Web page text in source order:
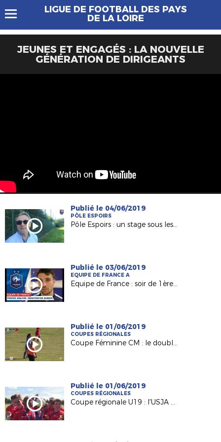
LIGUE DE FOOTBALL DES PAYS
DE LA LOIRE
JEUNES ET ENGAGÉS : LA NOUVELLE
GÉNÉRATION DE DIRIGEANTS
Publié le 04/06/2019
PÔLE ESPOIRS
Pôle Espoirs : un stage sous les yeux de Raynald Denoueix
Publié le 03/06/2019
EQUIPE DE FRANCE A
Equipe de France : soir de 1ère pour Léo Dubois !
Publié le 01/06/2019
COUPES RÉGIONALES
Coupe Féminine CM : le doublé d'Orvault !
Publié le 01/06/2019
COUPES RÉGIONALES
Coupe régionale U19 : l'USJA Carquefou s'adjuge la finale !